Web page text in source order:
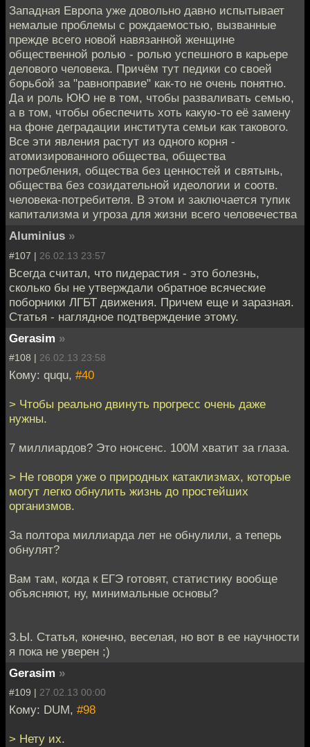
Западная Европа уже довольно давно испытывает
немалые проблемы с рождаемостью, вызванные
прежде всего новой навязанной женщине
общественной ролью - ролью успешного в карьере
делового человека. Причём тут педики со своей
борьбой за "равноправие" как-то не очень понятно.
Да и роль ЮЮ не в том, чтобы разваливать семью,
а в том, чтобы обеспечить хоть какую-то её замену
на фоне деградации института семьи как такового.
Все эти явления растут из одного корня -
атомизированного общества, общества
потребления, общества без ценностей и святынь,
общества без созидательной идеологии и соотв.
человека-потребителя. В этом и заключается тупик
капитализма и угроза для жизни всего человечества
Aluminius »
#107 | 26.02.13 23:57
Всегда считал, что пидерастия - это болезнь,
сколько бы не утверждали обратное всяческие
поборники ЛГБТ движения. Причем еще и заразная.
Статья - наглядное подтверждение этому.
Gerasim »
#108 | 26.02.13 23:58
Кому: ququ, #40
> Чтобы реально двинуть прогресс очень даже
нужны.
7 миллиардов? Это нонсенс. 100М хватит за глаза.
> Не говоря уже о природных катаклизмах, которые
могут легко обнулить жизнь до простейших
организмов.
За полтора миллиарда лет не обнулили, а теперь
обнулят?
Вам там, когда к ЕГЭ готовят, статистику вообще
объясняют, ну, минимальные основы?
З.Ы. Статья, конечно, веселая, но вот в ее научности
я пока не уверен ;)
Gerasim »
#109 | 27.02.13 00:00
Кому: DUM, #98
> Нету их.